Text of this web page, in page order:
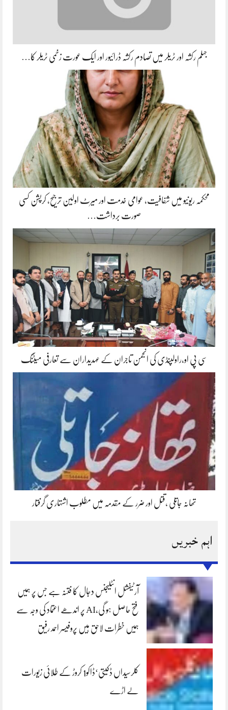
جہلم رکشہ اور ٹریلر میں تصادم رکشہ ڈرائیور اور ایک عورت زخمی ٹریلر کا…
محکمہ ریونیو میں شفافیت، عوامی خدمت اور میرٹ اولین ترجیح، کرپشن کسی
صورت برداشت…
سی پی او،راولپنڈی کی انجمن تاجران کے عہدیداران سے تعارفی میٹنگ
تھانہ جاتلی ،قتل اور ضرر کے مقدمہ میں مطلوب اشتہاری گرفتار
اہم خبریں
آرٹیفشل انٹلیجنس دجال کا فتنہ ہے جس پر ہمیں
فتح حاصل ہو گی،AI پر اندھے اعتماد کی وجہ سے
ہمیں خطرات لاحق ہیں پروفیسر احمد رفیق
کلرسیداں ڈکیتی‘ڈاکو1 کروڑ کے طلائی زیورات
لے اڑے